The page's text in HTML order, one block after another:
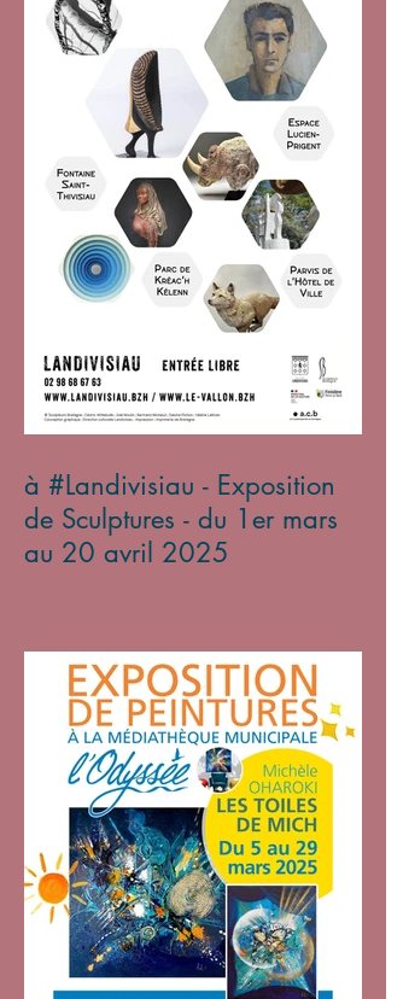
à #Landivisiau - Exposition
de Sculptures - du 1er mars
au 20 avril 2025